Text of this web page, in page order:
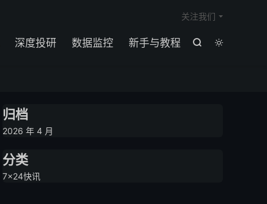


深度投研 数据监控 新手与教程
关注我们
归档
2026 年 4 月
分类
7×24快讯